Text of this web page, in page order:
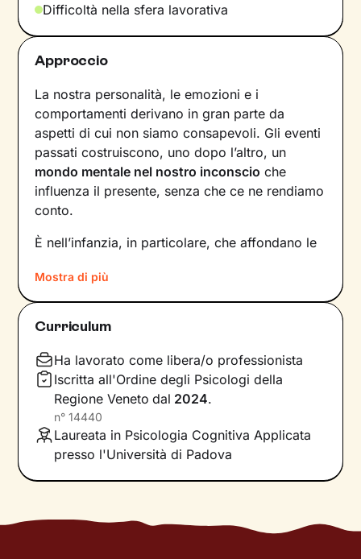
Difficoltà nella sfera lavorativa
Approccio
La nostra personalità, le emozioni e i
comportamenti derivano in gran parte da
aspetti di cui non siamo consapevoli. Gli eventi
passati costruiscono, uno dopo l’altro, un
mondo mentale nel nostro inconscio che
influenza il presente, senza che ce ne rendiamo
conto.
È nell’infanzia, in particolare, che affondano le
e agire: leesperienze vissute in famiglia
infatti, vengono apprese, memorizzate e
riproposte nelle relazioni successive.
che in età adulta si attivano in maniera
automatica - è la chiave per innescare il
cambiamento.
Conoscere noi stessi significaportare alla luce
ciò che per tanto tempo è rimasto dietro le
quinte: raggiungere questo tipo di
consapevolezza è il primo passo necessario
con maggiore serenità.
Mostra di più
Curriculum
Ha lavorato come libera/o professionista
Iscritta all'Ordine degli Psicologi della
Regione Veneto dal 2024.
n° 14440
Laureata in Psicologia Cognitiva Applicata
presso l'Università di Padova